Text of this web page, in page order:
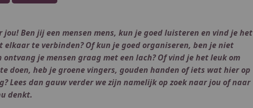
jou! Ben jij een mensen mens, kun je goed luisteren en vind je het
elkaar te verbinden? Of kun je goed organiseren, ben je niet
je mensen graag met een lach? Of vind je het leuk om
doen, heb je groene vingers, gouden handen of iets wat hier op
Lees dan gauw verder we zijn namelijk op zoek naar jou of naar
denkt.